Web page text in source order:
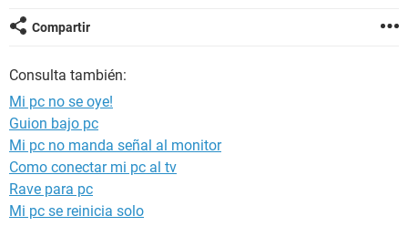
Compartir
Consulta también:
Mi pc no se oye!
Guion bajo pc
Mi pc no manda señal al monitor
Como conectar mi pc al tv
Rave para pc
Mi pc se reinicia solo